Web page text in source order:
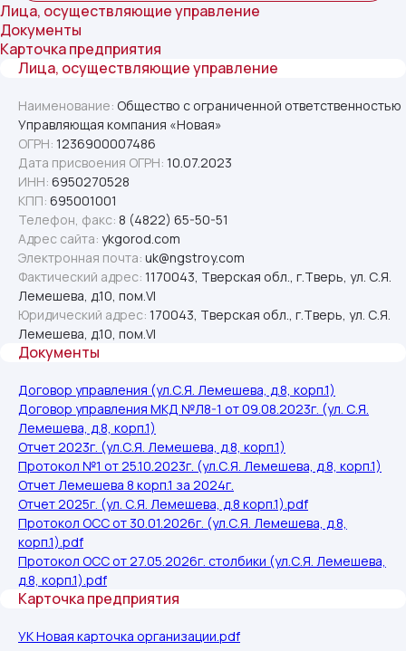
Лица, осуществляющие управление
Документы
Карточка предприятия
Лица, осуществляющие управление
Наименование: Общество с ограниченной ответственностью
Управляющая компания «Новая»
ОГРН: 1236900007486
Дата присвоения ОГРН: 10.07.2023
ИНН: 6950270528
КПП: 695001001
Телефон, факс: 8 (4822) 65-50-51
Адрес сайта: ykgorod.com
Электронная почта: uk@ngstroy.com
Фактический адрес: 1170043, Тверская обл., г.Тверь, ул. С.Я.
Лемешева, д.10, пом.VI
Юридический адрес: 170043, Тверская обл., г.Тверь, ул. С.Я.
Лемешева, д.10, пом.VI
Документы
Договор управления (ул.С.Я. Лемешева, д.8, корп.1)
Договор управления МКД №Л8-1 от 09.08.2023г. (ул. С.Я.
Лемешева, д.8, корп.1)
Отчет 2023г. (ул.С.Я. Лемешева, д.8, корп.1)
Протокол №1 от 25.10.2023г. (ул.С.Я. Лемешева, д.8, корп.1)
Отчет Лемешева 8 корп.1 за 2024г.
Отчет 2025г. (ул. С.Я. Лемешева, д.8 корп.1).pdf
Протокол ОСС от 30.01.2026г. (ул.С.Я. Лемешева, д.8,
корп.1).pdf
Протокол ОСС от 27.05.2026г. столбики (ул.С.Я. Лемешева,
д.8, корп.1).pdf
Карточка предприятия
УК Новая карточка организации.pdf
Личный кабинет в вашем мобильном.
Оплачивайте квитанции, вносите
актуальную информацию и важные